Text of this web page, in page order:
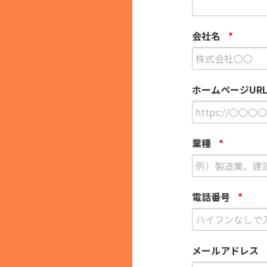
会社名 *
ホームページURL
業種 *
電話番号 *
メールアドレス